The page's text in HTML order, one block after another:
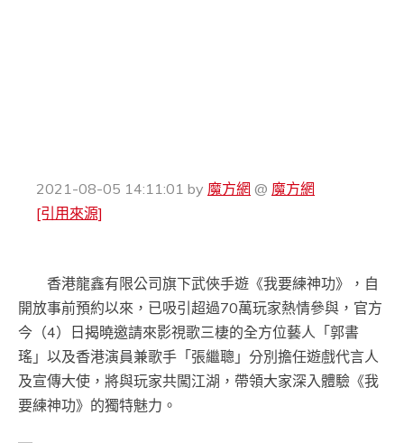
2021-08-05 14:11:01 by 魔方網 @ 魔方網
[引用來源]
香港龍鑫有限公司旗下武俠手遊《我要練神功》，自
開放事前預約以來，已吸引超過70萬玩家熱情參與，官方
今（4）日揭曉邀請來影視歌三棲的全方位藝人「郭書
瑤」以及香港演員兼歌手「張繼聰」分別擔任遊戲代言人
及宣傳大使，將與玩家共闖江湖，帶領大家深入體驗《我
要練神功》的獨特魅力。